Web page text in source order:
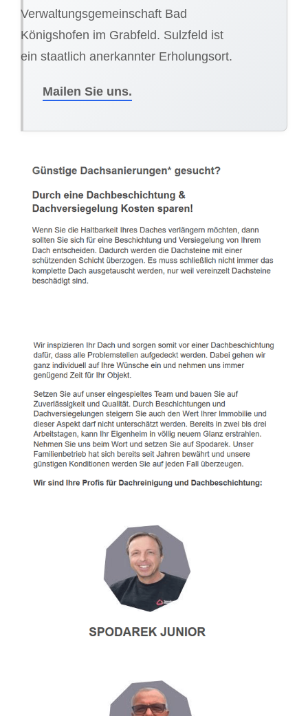
Verwaltungsgemeinschaft Bad
Königshofen im Grabfeld. Sulzfeld ist
ein staatlich anerkannter Erholungsort.
Mailen Sie uns.